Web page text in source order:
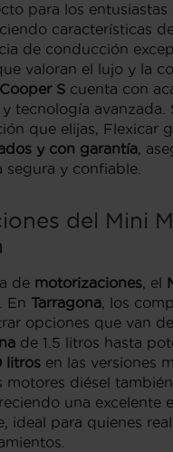
para los entusiastas
características
de conducción
valoran el lujo y la
S cuenta con
tecnología avanzada.
que elijas, Flexicar
y con garantía,
segura y confiable.
del Mini
de motorizaciones, el
En Tarragona, los
opciones que van
de 1.5 litros hasta
litros en las versiones
motores diésel
una excelente
ideal para quienes